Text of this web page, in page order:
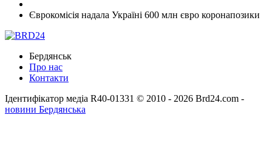
Єврокомісія надала Україні 600 млн євро коронапозики
Бердянськ
Про нас
Контакти
Ідентифікатор медіа R40-01331 © 2010 - 2026 Brd24.com -
новини Бердянська